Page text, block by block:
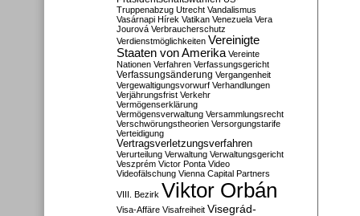
Truppenabzug Utrecht Vandalismus
Vasárnapi Hírek Vatikan Venezuela Vera
Jourová Verbraucherschutz
Verdienstmöglichkeiten Vereinigte
Staaten von Amerika Vereinte
Nationen Verfahren Verfassungsgericht
Verfassungsänderung Vergangenheit
Vergewaltigungsvorwurf Verhandlungen
Verjährungsfrist Verkehr
Vermögenserklärung
Vermögensverwaltung Versammlungsrecht
Verschwörungstheorien Versorgungstarife
Verteidigung
Vertragsverletzungsverfahren
Verurteilung Verwaltung Verwaltungsgericht
Veszprém Victor Ponta Video
Videofälschung Vienna Capital Partners
VIII. Bezirk Viktor Orbán
Visa-Affäre Visafreiheit Visegrád-